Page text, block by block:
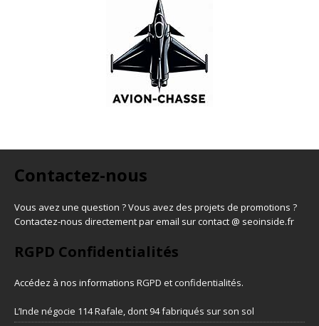
Contactez-nous
Vous avez une question ? Vous avez des projets de promotions ?
Contactez-nous directement par email sur contact @ seoinside.fr
RGPD Confidentialités
Accédez à nos informations RGPD et confidentialités.
L’Inde négocie 114 Rafale, dont 94 fabriqués sur son sol